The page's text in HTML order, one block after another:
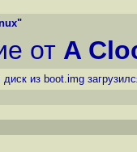
от A
диск из boot.img